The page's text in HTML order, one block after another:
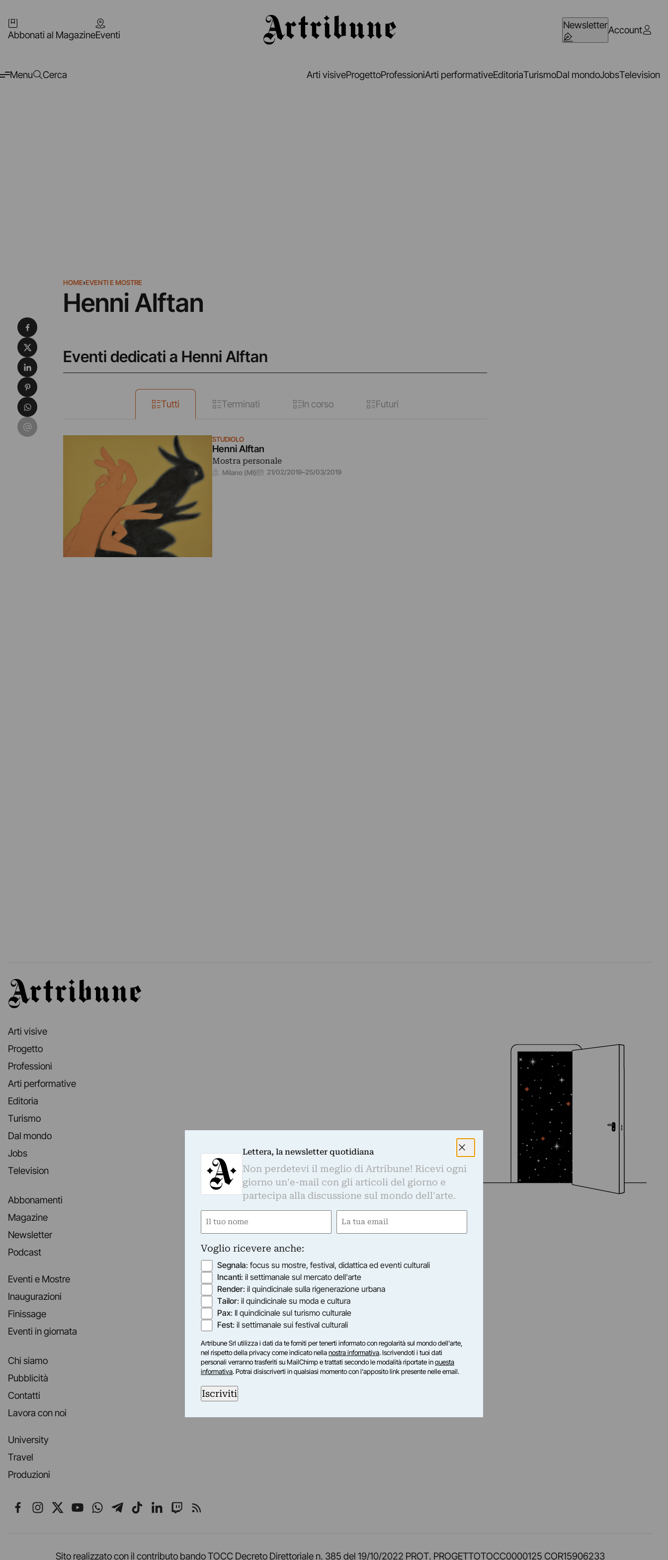
Abbonati al MagazineEventi
NewsletterAccount
Menu Cerca Arti visiveProgettoProfessioniArti performativeEditoriaTurismoDal mondoJobsTelevision
HOME›EVENTI E MOSTRE
Henni Alftan
Eventi dedicati a Henni Alftan
Tutti Terminati In corso Futuri
STUDIOLO
Henni Alftan
Mostra personale
Milano (MI) 21/02/2019–25/03/2019
Condividi su Facebook
Condividi su X
Condividi su LinkedIn
Condividi su Pinterest
Condividi su WhatsApp
Condividi su Email
Artribune
Arti visive
Progetto
Professioni
Arti performative
Editoria
Turismo
Dal mondo
Jobs
Television
Abbonamenti
Magazine
Newsletter
Podcast
Eventi e Mostre
Inaugurazioni
Finissage
Eventi in giornata
Chi siamo
Pubblicità
Contatti
Lavora con noi
University
Travel
Produzioni
Seguici su Facebook
Seguici su Instagram
Seguici su X
Seguici su YouTube
Seguici su WhatsApp
Seguici su Telegram
Seguici su TikTok
Seguici su LinkedIn
Seguici su Twitch
Seguici su Rss
Sito realizzato con il contributo bando TOCC Decreto Direttoriale n. 385 del 19/10/2022 PROT. PROGETTOTOCC0000125 COR15906233
Lettera, la newsletter quotidiana
Non perdetevi il meglio di Artribune! Ricevi ogni
giorno un'e-mail con gli articoli del giorno e
partecipa alla discussione sul mondo dell'arte.
Nome
Email
Voglio ricevere anche:
Segnala: focus su mostre, festival, didattica ed eventi culturali
Incanti: il settimanale sul mercato dell'arte
Render: il quindicinale sulla rigenerazione urbana
Tailor: il quindicinale su moda e cultura
Pax: Il quindicinale sul turismo culturale
Fest: il settimanale sui festival culturali
Artribune Srl utilizza i dati da te forniti per tenerti informato con regolarità sul mondo dell'arte,
nel rispetto della privacy come indicato nellanostra informativa. Iscrivendoti i tuoi dati
personali verranno trasferiti su MailChimp e trattati secondo le modalità riportate inquesta
informativa. Potrai disiscriverti in qualsiasi momento con l'apposito link presente nelle email.
Iscriviti